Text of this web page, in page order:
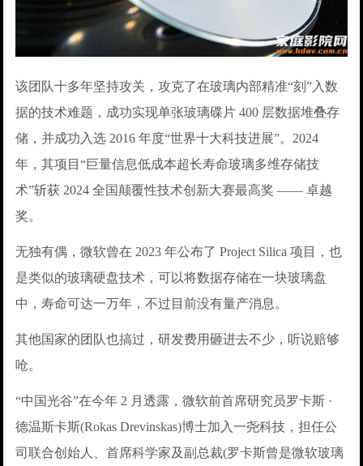
该团队十多年坚持攻关，攻克了在玻璃内部精准“刻”入数
据的技术难题，成功实现单张玻璃碟片 400 层数据堆叠存
储，并成功入选 2016 年度“世界十大科技进展”。2024
年，其项目“巨量信息低成本超长寿命玻璃多维存储技
术”斩获 2024 全国颠覆性技术创新大赛最高奖 —— 卓越
奖。
无独有偶，微软曾在 2023 年公布了 Project Silica 项目，也
是类似的玻璃硬盘技术，可以将数据存储在一块玻璃盘
中，寿命可达一万年，不过目前没有量产消息。
其他国家的团队也搞过，研发费用砸进去不少，听说赔够
呛。
“中国光谷”在今年 2 月透露，微软前首席研究员罗卡斯 ·
德温斯卡斯(Rokas Drevinskas)博士加入一尧科技，担任公
司联合创始人、首席科学家及副总裁(罗卡斯曾是微软玻璃